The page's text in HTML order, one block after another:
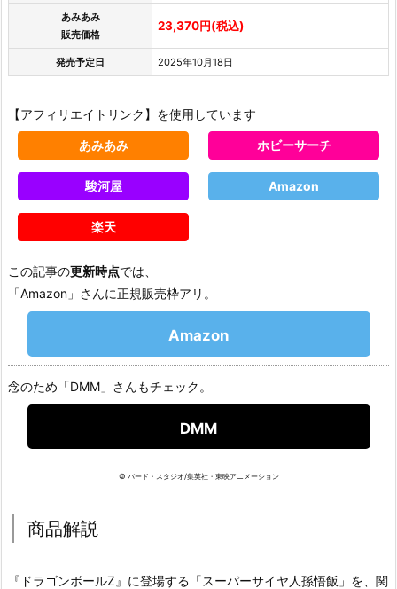
あみあみ
販売価格
23,370円(税込)
発売予定日 2025年10月18日
【アフィリエイトリンク】を使用しています
あみあみ ホビーサーチ
駿河屋 Amazon
楽天
この記事の更新時点では、
「Amazon」さんに正規販売枠アリ。
Amazon
念のため「DMM」さんもチェック。
DMM
© バード・スタジオ/集英社・東映アニメーション
商品解説
『ドラゴンボールZ』に登場する「スーパーサイヤ人孫悟飯」を、関